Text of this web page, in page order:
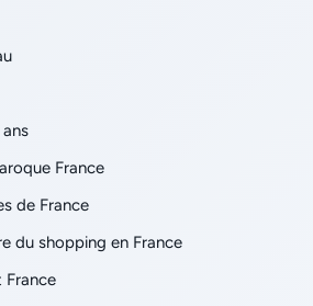
France
de France
du shopping en France
France